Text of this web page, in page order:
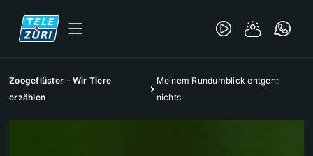
Zoogeflüster – Wir Tiere
erzählen
Meinem Rundumblick entgeht
nichts